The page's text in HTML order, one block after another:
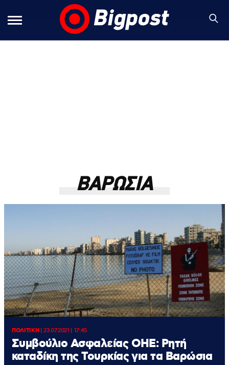
ΒΑΡΩΣΙΑ
ΠΟΛΙΤΙΚΗ|23.07.2021 | 17:45
Συμβούλιο Ασφαλείας ΟΗΕ: Ρητή
καταδίκη της Τουρκίας για τα Βαρώσια